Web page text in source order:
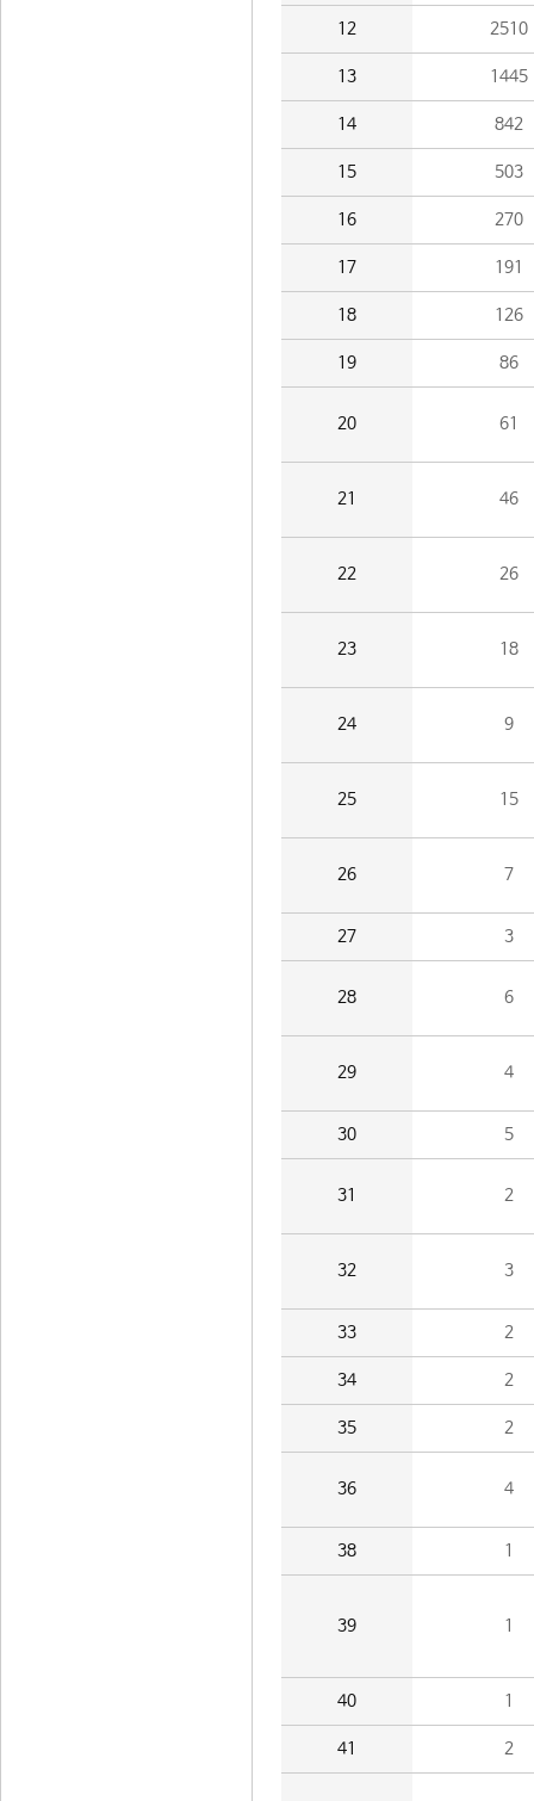
12 2510
13 1445
14 842
15 503
16 270
17 191
18 126
19 86
20 61
21 46
22 26
23 18
24 9
25 15
26 7
27 3
28 6
29 4
30 5
31 2
32 3
33 2
34 2
35 2
36 4
38 1
39 1
40 1
41 2